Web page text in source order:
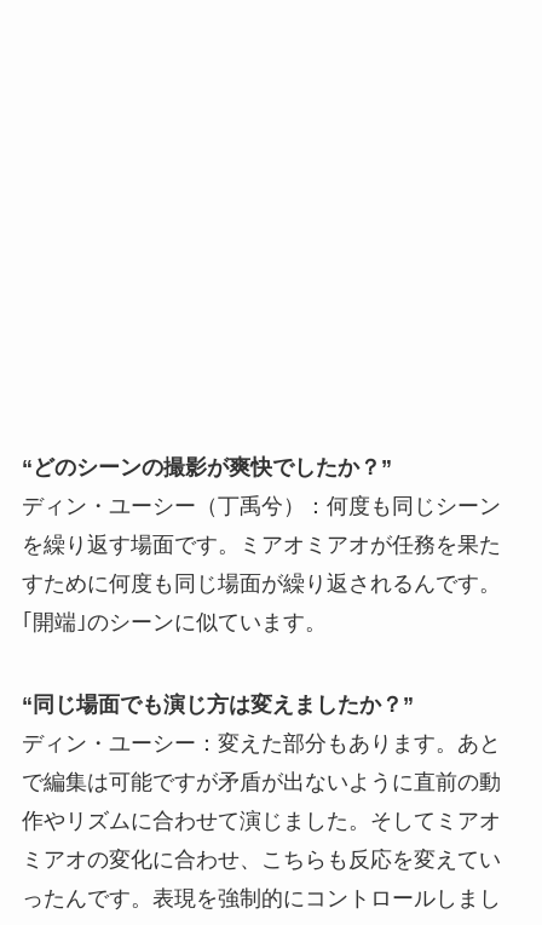
“どのシーンの撮影が爽快でしたか？”
ディン・ユーシー（丁禹兮）：何度も同じシーン
を繰り返す場面です。ミアオミアオが任務を果た
すために何度も同じ場面が繰り返されるんです。
｢開端｣のシーンに似ています。
“同じ場面でも演じ方は変えましたか？”
ディン・ユーシー：変えた部分もあります。あと
で編集は可能ですが矛盾が出ないように直前の動
作やリズムに合わせて演じました。そしてミアオ
ミアオの変化に合わせ、こちらも反応を変えてい
ったんです。表現を強制的にコントロールしまし